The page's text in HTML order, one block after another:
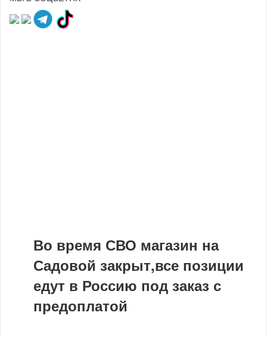
Во время СВО магазин на
Садовой закрыт,все позиции
едут в Россию под заказ с
предоплатой